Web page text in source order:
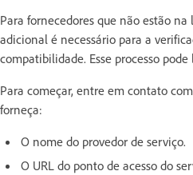
Para fornecedores que não estão
adicional é necessário para a
compatibilidade. Esse processo pode
Para começar, entre em contato
forneça:
O nome do provedor de serviço.
O URL do ponto de acesso do